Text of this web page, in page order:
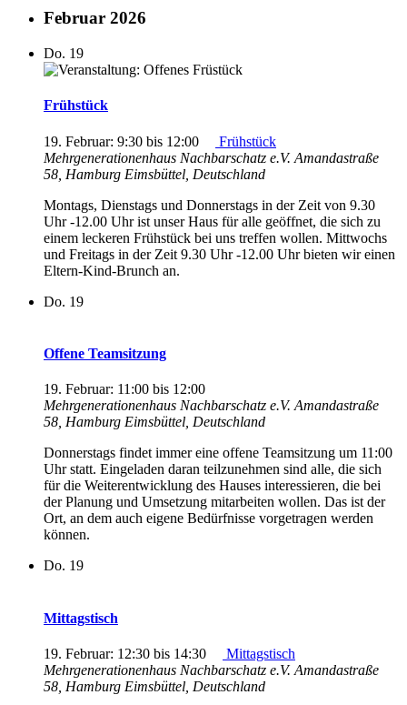
Februar 2026
Do. 19
Frühstück
19. Februar: 9:30 bis 12:00
Frühstück
Mehrgenerationenhaus Nachbarschatz e.V. Amandastraße
58, Hamburg Eimsbüttel, Deutschland
Montags, Dienstags und Donnerstags in der Zeit von 9.30
Uhr -12.00 Uhr ist unser Haus für alle geöffnet, die sich zu
einem leckeren Frühstück bei uns treffen wollen. Mittwochs
und Freitags in der Zeit 9.30 Uhr -12.00 Uhr bieten wir einen
Eltern-Kind-Brunch an.
Do. 19
Offene Teamsitzung
19. Februar: 11:00 bis 12:00
Mehrgenerationenhaus Nachbarschatz e.V. Amandastraße
58, Hamburg Eimsbüttel, Deutschland
Donnerstags findet immer eine offene Teamsitzung um 11:00
Uhr statt. Eingeladen daran teilzunehmen sind alle, die sich
für die Weiterentwicklung des Hauses interessieren, die bei
der Planung und Umsetzung mitarbeiten wollen. Das ist der
Ort, an dem auch eigene Bedürfnisse vorgetragen werden
können.
Do. 19
Mittagstisch
19. Februar: 12:30 bis 14:30
Mittagstisch
Mehrgenerationenhaus Nachbarschatz e.V. Amandastraße
58, Hamburg Eimsbüttel, Deutschland